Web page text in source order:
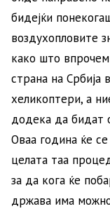
бидејќи
воздухопловите
како што
страна на
хеликоптери, а
додека да бидат
Оваа година ќе
целата таа
за да кога ќе
држава има